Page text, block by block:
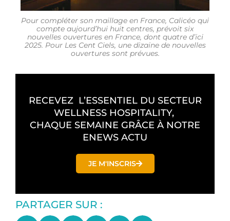
Pour compléter son maillage en France, Calicéo qui
compte aujourd’hui huit centres, prévoit six
nouvelles ouvertures en France, dont quatre d’ici
2025. Pour Les Cent Ciels, une dizaine de nouvelles
ouvertures sont prévues.
RECEVEZ L’ESSENTIEL DU SECTEUR
WELLNESS HOSPITALITY,
CHAQUE SEMAINE GRÂCE À NOTRE
ENEWS ACTU
JE M'INSCRIS
PARTAGER SUR :